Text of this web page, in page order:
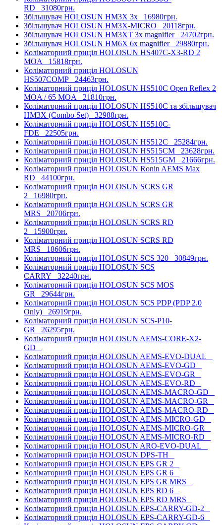
RD 31080грн.
Збільшувач HOLOSUN HM3X 3x 16980грн.
Збільшувач HOLOSUN HM3X-MICRO 20118грн.
Збільшувач HOLOSUN HM3XT 3x magnifier 24702грн.
Збільшувач HOLOSUN HM6X 6x magnifier 29880грн.
Коліматорний приціл HOLOSUN HS407C-X3-RD 2
MOA 15818грн.
Коліматорний приціл HOLOSUN
HS507COMP 24463грн.
Коліматорний приціл HOLOSUN HS510C Open Reflex 2
MOA / 65 MOA 21810грн.
Коліматорний приціл HOLOSUN HS510C та збільшувач
HM3X (Combo Set) 32988грн.
Коліматорний приціл HOLOSUN HS510C-
FDE 22505грн.
Коліматорний приціл HOLOSUN HS512C 25284грн.
Коліматорний приціл HOLOSUN HS515CM 23628грн.
Коліматорний приціл HOLOSUN HS515GM 21666грн.
Коліматорний приціл HOLOSUN Ronin AEMS Max
RD 44100грн.
Коліматорний приціл HOLOSUN SCRS GR
2 16980грн.
Коліматорний приціл HOLOSUN SCRS GR
MRS 20706грн.
Коліматорний приціл HOLOSUN SCRS RD
2 15900грн.
Коліматорний приціл HOLOSUN SCRS RD
MRS 18606грн.
Коліматорний приціл HOLOSUN SCS 320 30849грн.
Коліматорний приціл HOLOSUN SCS
CARRY 32240грн.
Коліматорний приціл HOLOSUN SCS MOS
GR 29644грн.
Коліматорний приціл HOLOSUN SCS PDP (PDP 2.0
Only) 26919грн.
Коліматорний приціл HOLOSUN SCS-P10-
GR 26295грн.
Коліматорний приціл HOLOSUN AEMS-CORE-X2-
GD
Коліматорний приціл HOLOSUN AEMS-EVO-DUAL
Коліматорний приціл HOLOSUN AEMS-EVO-GD
Коліматорний приціл HOLOSUN AEMS-EVO-GR
Коліматорний приціл HOLOSUN AEMS-EVO-RD
Коліматорний приціл HOLOSUN AEMS-MACRO-GD
Коліматорний приціл HOLOSUN AEMS-MACRO-GR
Коліматорний приціл HOLOSUN AEMS-MACRO-RD
Коліматорний приціл HOLOSUN AEMS-MICRO-GD
Коліматорний приціл HOLOSUN AEMS-MICRO-GR
Коліматорний приціл HOLOSUN AEMS-MICRO-RD
Коліматорний приціл HOLOSUN ARO-EVO-DUAL
Коліматорний приціл HOLOSUN DPS-TH
Коліматорний приціл HOLOSUN EPS GR 2
Коліматорний приціл HOLOSUN EPS GR 6
Коліматорний приціл HOLOSUN EPS GR MRS
Коліматорний приціл HOLOSUN EPS RD 6
Коліматорний приціл HOLOSUN EPS RD MRS
Коліматорний приціл HOLOSUN EPS-CARRY-GD-2
Коліматорний приціл HOLOSUN EPS-CARRY-GD-6